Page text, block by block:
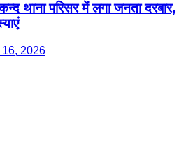
थाना परिसर में लगा जनता दरबार,
2026